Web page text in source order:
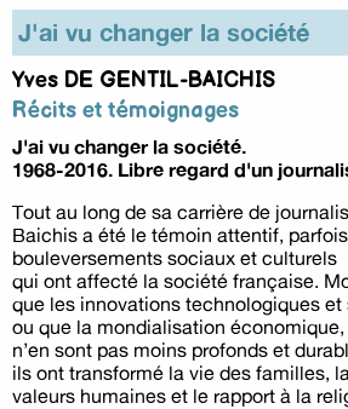
J'ai vu changer la société
Yves DE GENTIL-BAICHIS
Récits et témoignages
J'ai vu changer la société.
1968-2016. Libre regard d'un
Tout au long de sa carrière de
Baichis a été le témoin attentif,
bouleversements sociaux et culturels
qui ont affecté la société française.
que les innovations technologiques
ou que la mondialisation
n’en sont pas moins profonds et
ils ont transformé la vie des familles,
valeurs humaines et le rapport à la